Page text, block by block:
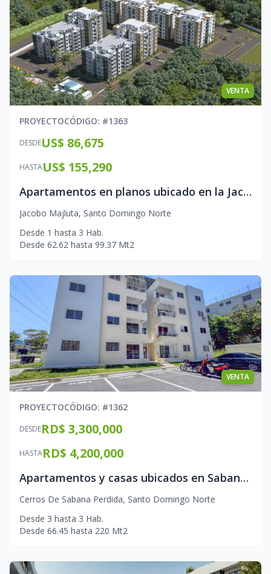
VENTA
PROYECTOCÓDIGO: #1363
DESDEUS$ 86,675
HASTAUS$ 155,290
Apartamentos en planos ubicado en la Jacobo Majluta
Jacobo Majluta, Santo Domingo Norte
Desde 1 hasta 3 Hab.
Desde 62.62 hasta 99.37 Mt2
VENTA
PROYECTOCÓDIGO: #1362
DESDERD$ 3,300,000
HASTARD$ 4,200,000
Apartamentos y casas ubicados en Sabana Perdida
Cerros De Sabana Perdida, Santo Domingo Norte
Desde 3 hasta 3 Hab.
Desde 66.45 hasta 220 Mt2